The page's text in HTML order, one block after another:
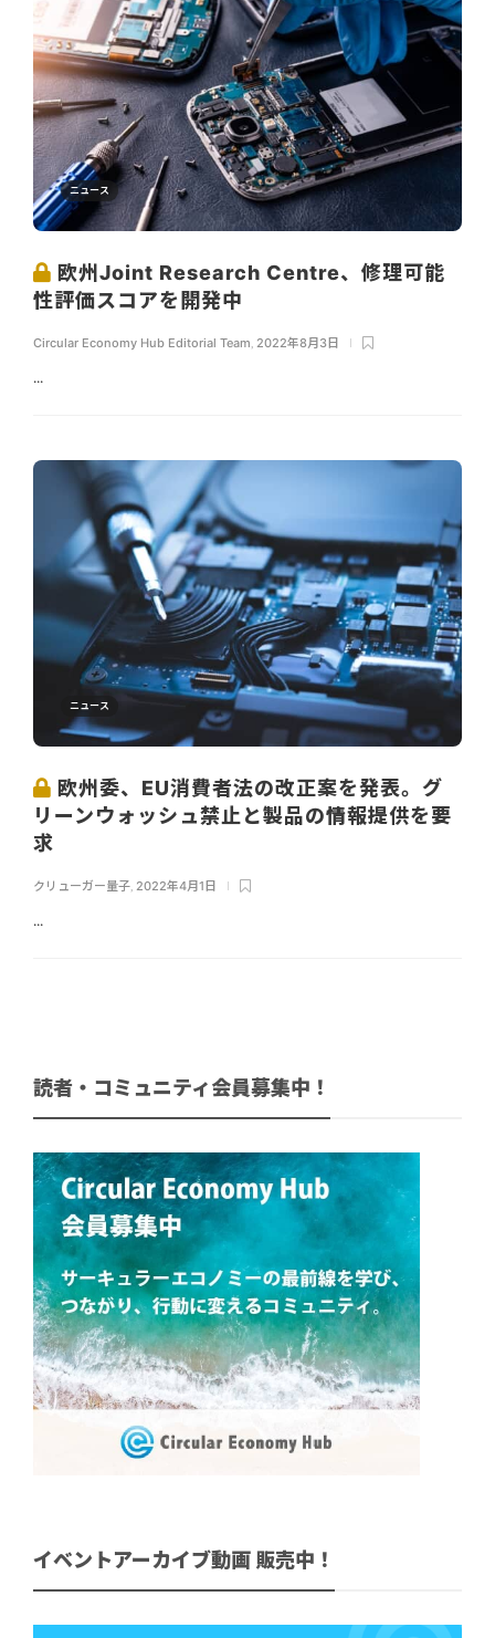
ニュース
欧州Joint Research Centre、修理可能
性評価スコアを開発中
Circular Economy Hub Editorial Team 2022年8月3日
...
ニュース
欧州委、EU消費者法の改正案を発表。グ
リーンウォッシュ禁止と製品の情報提供を要
求
クリューガー量子 2022年4月1日
...
読者・コミュニティ会員募集中！
イベントアーカイブ動画 販売中！